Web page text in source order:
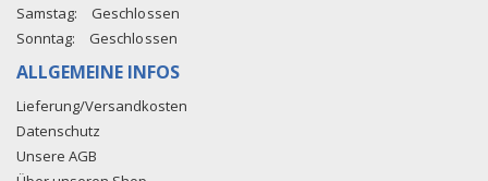
Samstag:
Geschlossen
Sonntag:
Geschlossen
ALLGEMEINE INFOS
Lieferung/Versandkosten
Datenschutz
Unsere AGB